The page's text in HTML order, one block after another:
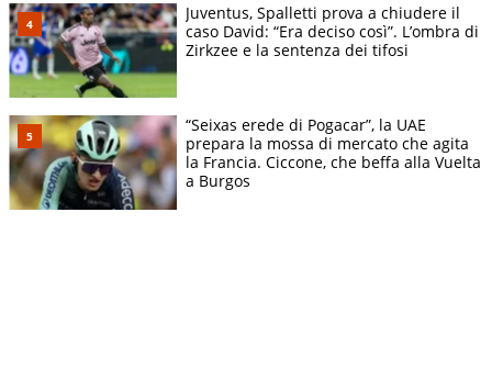
Juventus, Spalletti prova a chiudere il
caso David: “Era deciso così”. L’ombra di
Zirkzee e la sentenza dei tifosi
“Seixas erede di Pogacar”, la UAE
prepara la mossa di mercato che agita
la Francia. Ciccone, che beffa alla Vuelta
a Burgos